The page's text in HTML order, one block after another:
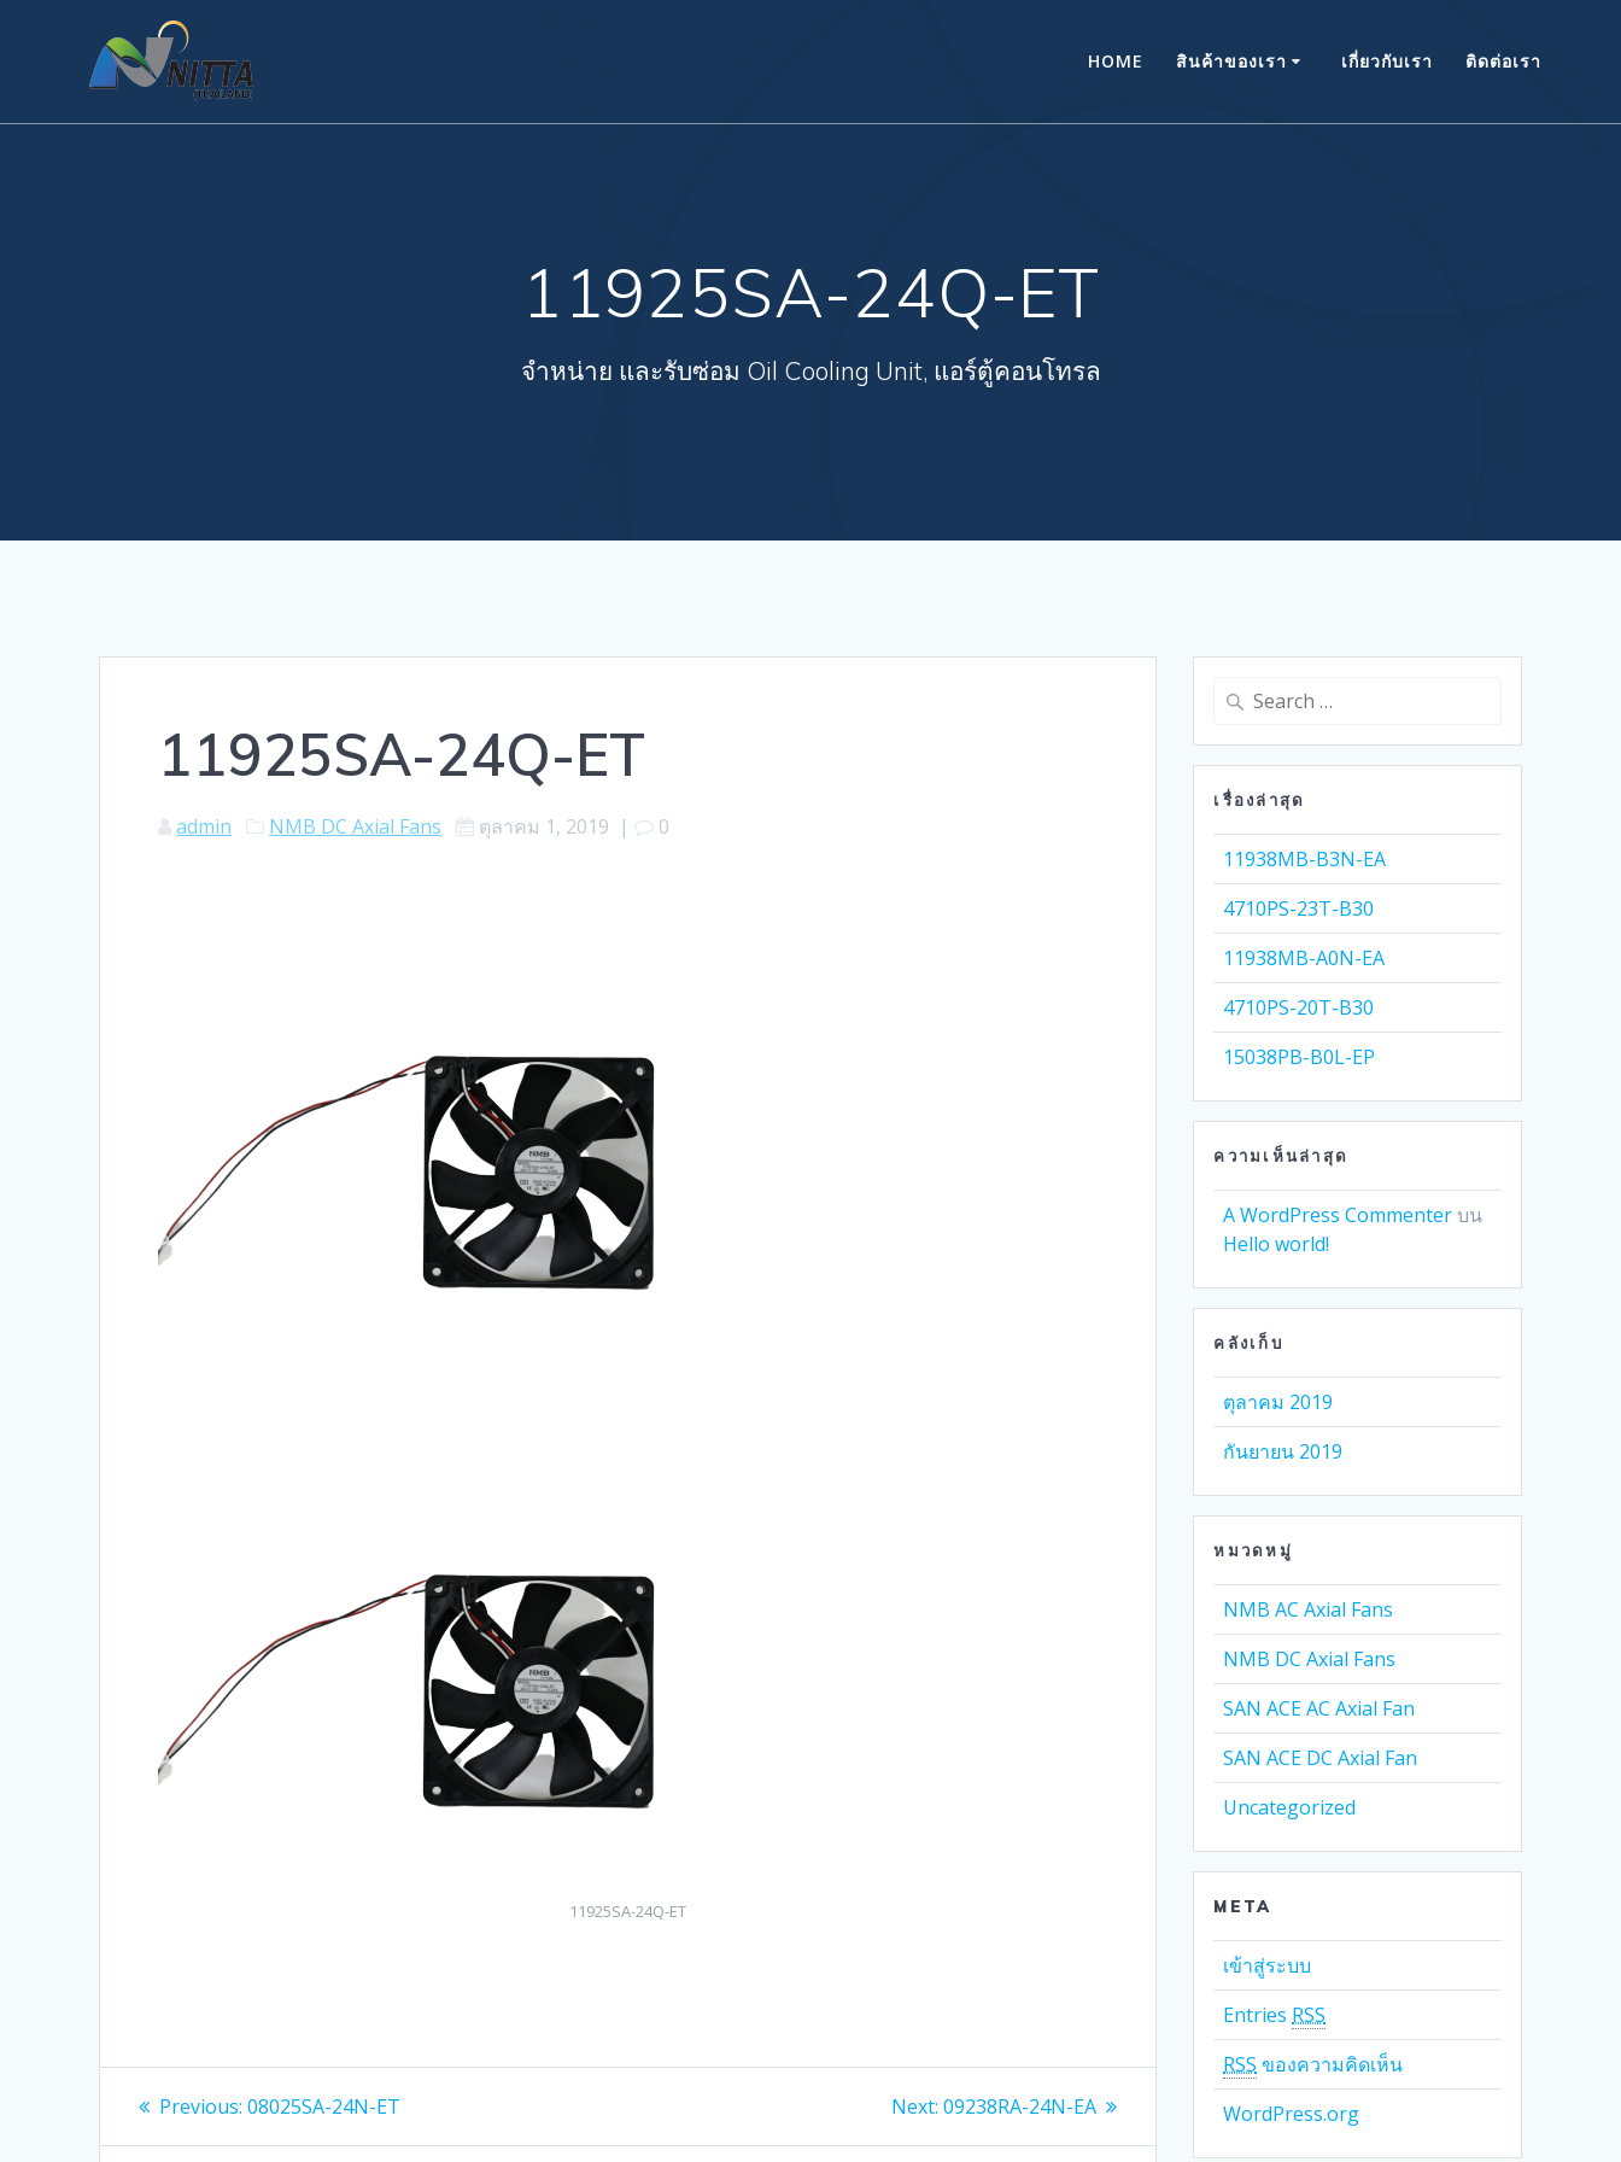
HOME สินค้าของเรา เกี่ยวกับเรา ติดต่อเรา
11925SA-24Q-ET
จำหน่าย และรับซ่อม Oil Cooling Unit, แอร์ตู้คอนโทรล
11925SA-24Q-ET
admin NMB DC Axial Fans ตุลาคม 1, 2019 | 0
11925SA-24Q-ET
เมนูPrevious: Previous
08025SA-24N-ET Next: Next
09238RA-24N-EA
Search
เรื่องล่าสุด
11938MB-B3N-EA
4710PS-23T-B30
11938MB-A0N-EA
4710PS-20T-B30
15038PB-B0L-EP
ความเห็นล่าสุด
A WordPress Commenterบน
Hello world!
คลังเก็บ
ตุลาคม 2019
กันยายน 2019
หมวดหมู่
NMB AC Axial Fans
NMB DC Axial Fans
SAN ACE AC Axial Fan
SAN ACE DC Axial Fan
Uncategorized
META
เข้าสู่ระบบ
Entries RSS
RSS ของความคิดเห็น
WordPress.org